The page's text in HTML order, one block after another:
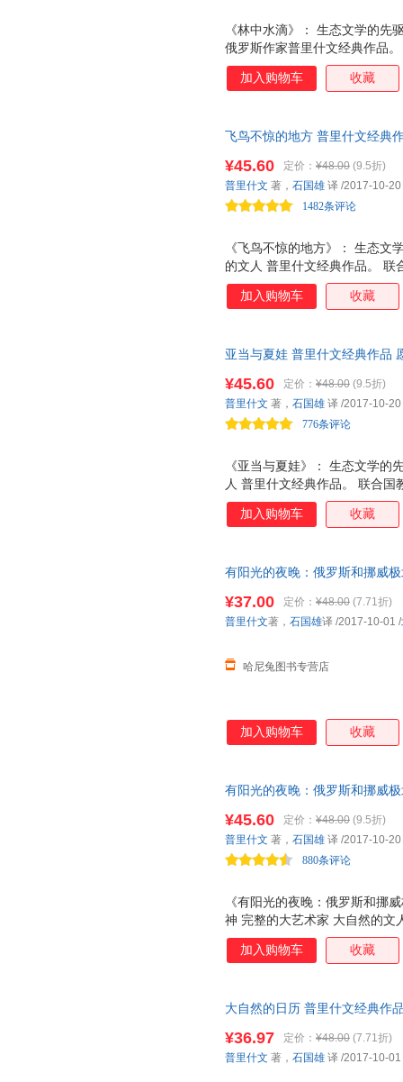
《林中水滴》： 生态文学的先
俄罗斯作家普里什文经典作品
会主席、北京大学原校长许智
加入购物车 收藏
飞鸟不惊的地方 普里什文经典
《飞鸟不惊的地方》： 生态文
的文人 普里什文经典作品。 联
情作序推荐。 普里什文的的成
¥45.60 定价： ¥48.00 (9.5折)
1482条评论
普里什文 著， 石国雄 译 /2017-10-20
加入购物车 收藏
亚当与夏娃 普里什文经典作品
《亚当与夏娃》： 生态文学的
人 普里什文经典作品。 联合国
北京大学原校长许智宏倾情作
思。
¥45.60 定价： ¥48.00 (9.5折)
776条评论
普里什文 著， 石国雄 译 /2017-10-20
加入购物车 收藏
有阳光的夜晚：俄罗斯和挪威
¥37.00 定价： ¥48.00 (7.71折)
哈尼兔图书专营店
普里什文著， 石国雄译 /2017-10-01 /
加入购物车 收藏
有阳光的夜晚：俄罗斯和挪威
《有阳光的夜晚：俄罗斯和挪
神 完整的大艺术家 大自然的文
科文组织人与生物圈中国国家
推荐。
¥45.60 定价： ¥48.00 (9.5折)
880条评论
普里什文 著， 石国雄 译 /2017-10-20
加入购物车 收藏
大自然的日历 普里什文经典作
¥36.97 定价： ¥48.00 (7.71折)
普里什文 著， 石国雄 译 /2017-10-01